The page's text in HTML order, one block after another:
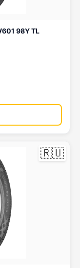
Apex V601 98Y TL
🇷🇺